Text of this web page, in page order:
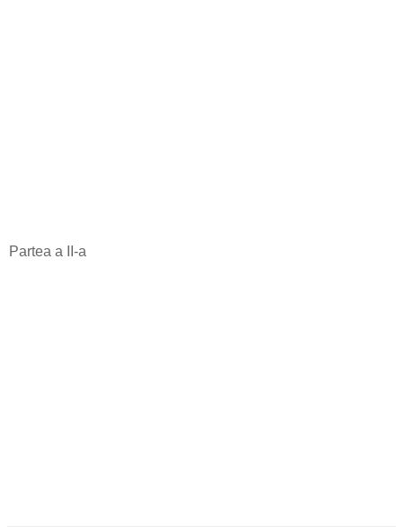
Partea a II-a